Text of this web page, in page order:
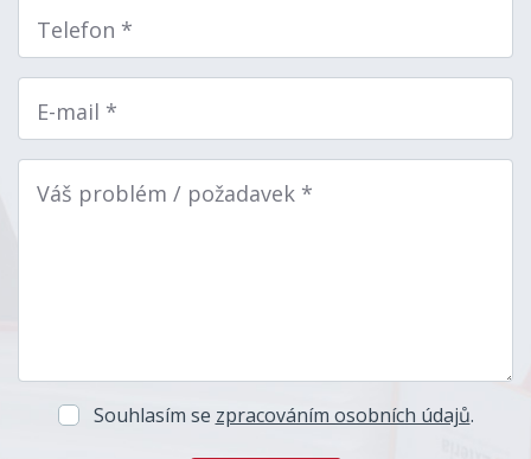
Telefon *
E-mail *
Váš problém / požadavek *
Souhlasím se zpracováním osobních údajů.